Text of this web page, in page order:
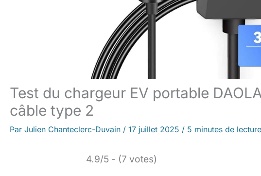
Test du chargeur EV portable
câble type 2
Par Julien Chanteclerc-Duvain / 17 juillet 2025 / 5 minutes de lecture
4.9/5 - (7 votes)